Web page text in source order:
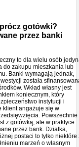
gotówki?
przez banki
to dla wielu osób
do zakupu mieszkania lub
Banki wymagają jednak,
została
Wkład własny jest
koniecznym, który
instytucji i
klient angażuje się w
Powszechnie
z gotówką, ale w praktyce
przez bank. Działka,
postaci to tylko niektóre
marzeń o własnym